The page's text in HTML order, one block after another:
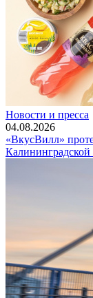
Новости и пресса
04.08.2026
«ВкусВилл»
Калининградской